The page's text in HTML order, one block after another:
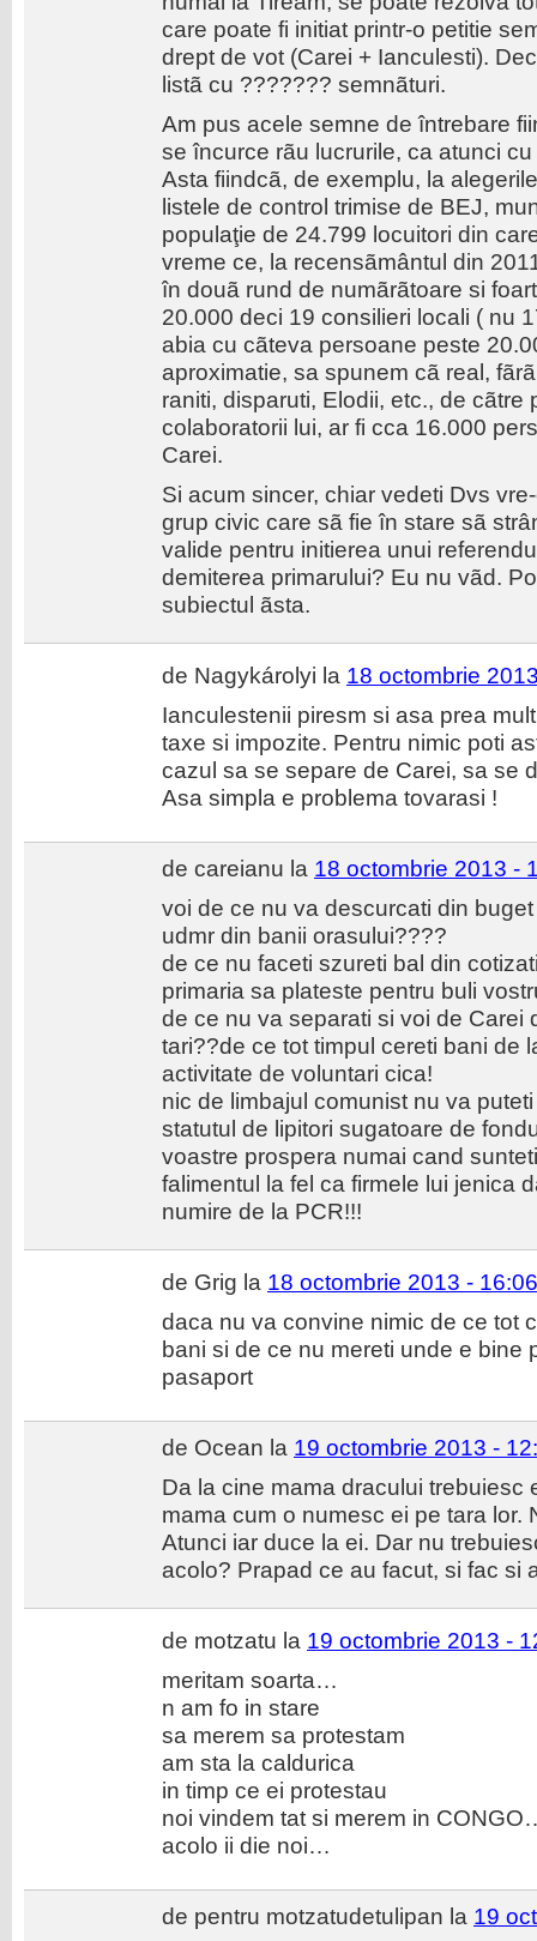
care poate fi initiat printr-o petitie
drept de vot (Carei + Ianculesti).
listã cu ??????? semnãturi.
Am pus acele semne de întrebare
se încurce rãu lucrurile, ca atunci
Asta fiindcã, de exemplu, la
listele de control trimise de BEJ,
populaţie de 24.799 locuitori din
vreme ce, la recensãmântul din
în douã rund de numãrãtoare si
20.000 deci 19 consilieri locali ( nu
abia cu cãteva persoane peste
aproximatie, sa spunem cã real,
raniti, disparuti, Elodii, etc., de cãtre
colaboratorii lui, ar fi cca 16.000
Carei.
Si acum sincer, chiar vedeti Dvs
grup civic care sã fie în stare sã
valide pentru initierea unui
demiterea primarului? Eu nu vãd.
subiectul ãsta.
de Nagykárolyi la 18 octombrie
Ianculestenii piresm si asa prea
taxe si impozite. Pentru nimic poti
cazul sa se separe de Carei, sa se
Asa simpla e problema tovarasi !
de careianu la 18 octombrie 2013 -
voi de ce nu va descurcati din
udmr din banii orasului????
de ce nu faceti szureti bal din
primaria sa plateste pentru buli
de ce nu va separati si voi de Carei
tari??de ce tot timpul cereti bani de
activitate de voluntari cica!
nic de limbajul comunist nu va
statutul de lipitori sugatoare de
voastre prospera numai cand
falimentul la fel ca firmele lui jenica
numire de la PCR!!!
de Grig la 18 octombrie 2013 - 16:06
daca nu va convine nimic de ce tot
bani si de ce nu mereti unde e bine
pasaport
de Ocean la 19 octombrie 2013 -
Da la cine mama dracului trebuiesc
mama cum o numesc ei pe tara lor.
Atunci iar duce la ei. Dar nu
acolo? Prapad ce au facut, si fac si
de motzatu la 19 octombrie 2013 -
meritam soarta…
n am fo in stare
sa merem sa protestam
am sta la caldurica
in timp ce ei protestau
noi vindem tat si merem in
acolo ii die noi…
de pentru motzatudetulipan la 19